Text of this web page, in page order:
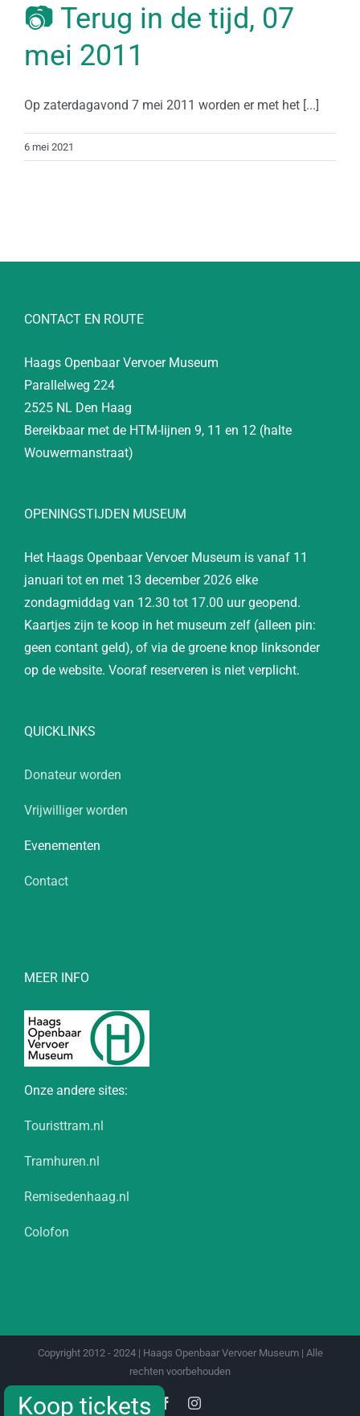
📷 Terug in de tijd, 07
mei 2011
Op zaterdagavond 7 mei 2011 worden er met het [...]
6 mei 2021
CONTACT EN ROUTE
Haags Openbaar Vervoer Museum
Parallelweg 224
2525 NL Den Haag
Bereikbaar met de HTM-lijnen 9, 11 en 12 (halte
Wouwermanstraat)
OPENINGSTIJDEN MUSEUM
Het Haags Openbaar Vervoer Museum is vanaf 11
januari tot en met 13 december 2026 elke
zondagmiddag van 12.30 tot 17.00 uur geopend.
Kaartjes zijn te koop in het museum zelf (alleen pin:
geen contant geld), of via de groene knop linksonder
op de website. Vooraf reserveren is niet verplicht.
QUICKLINKS
Donateur worden
Vrijwilliger worden
Evenementen
Contact
MEER INFO
Onze andere sites:
Touristtram.nl
Tramhuren.nl
Remisedenhaag.nl
Colofon
Copyright 2012 - 2024 | Haags Openbaar Vervoer Museum | Alle
rechten voorbehouden
FacebookInstagram
Koop tickets
Koop tickets